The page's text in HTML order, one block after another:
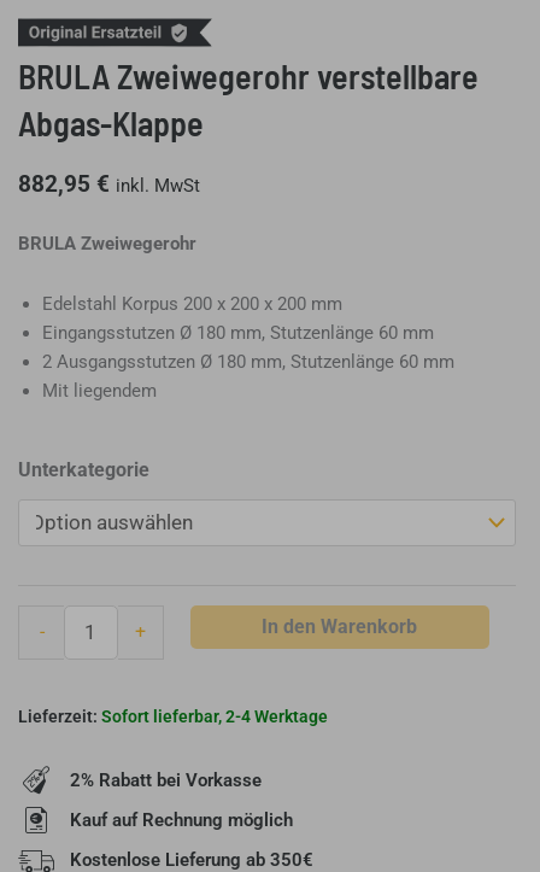
BRULA Zweiwegerohr verstellbare
Abgas-Klappe
882,95 € inkl. MwSt
BRULA Zweiwegerohr
Edelstahl Korpus 200 x 200 x 200 mm
Eingangsstutzen Ø 180 mm, Stutzenlänge 60 mm
2 Ausgangsstutzen Ø 180 mm, Stutzenlänge 60 mm
Mit liegendem
Unterkategorie
-
BRULA
verstellbare
Abgas-
Menge
+
In den Warenkorb
Sofort lieferbar, 2-4 Werktage
2% Rabatt bei Vorkasse
Kauf auf Rechnung möglich
Kostenlose Lieferung ab 350€